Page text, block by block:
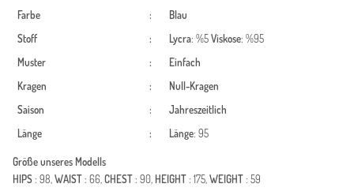
Farbe
:
Blau
Stoff
: Lycra: %5Viskose: %95
Muster
:
Einfach
Kragen
:
Null-Kragen
Saison
:
Jahreszeitlich
Länge
: Länge: 95
Größe unseres Modells
HIPS: 98,WAIST: 66,CHEST: 90, HEIGHT: 175,WEIGHT: 59